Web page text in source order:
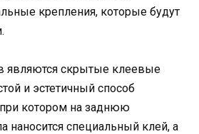
крепления, которые будут
являются скрытые клеевые
и эстетичный способ
при котором на заднюю
наносится специальный клей, а